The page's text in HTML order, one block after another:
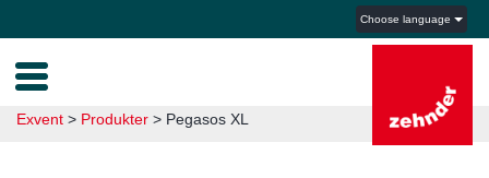
Choose language
Exvent > Produkter > Pegasos XL